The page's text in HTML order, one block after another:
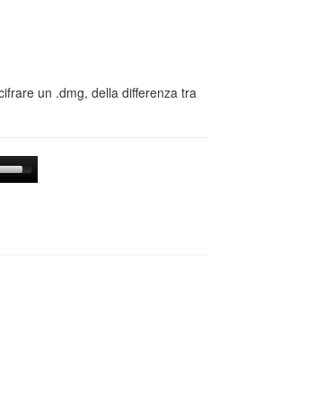
un .dmg, della differenza tra